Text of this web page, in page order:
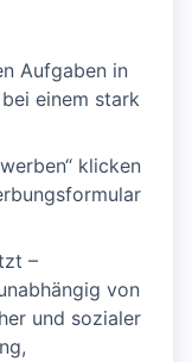
Aufgaben in
einem stark
klicken
–
von
und sozialer